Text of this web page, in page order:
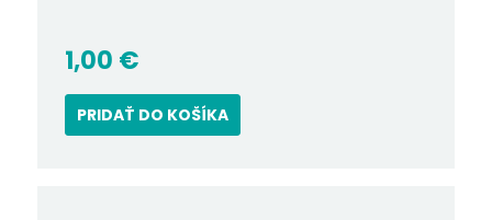
1,00 €
PRIDAŤ DO KOŠÍKA